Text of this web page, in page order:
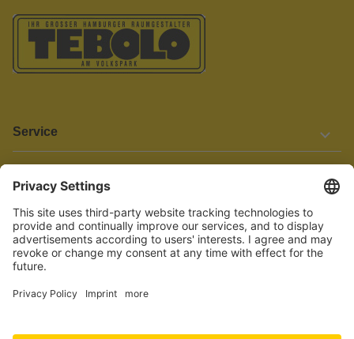
Service
Informationen
Barrierefreiheit
Wir bemühen uns, unsere Website barrierefrei zu gestalten.
Einige Inhalte und Funktionen sind derzeit jedoch noch nicht
vollständig zugänglich. Wenn Sie auf Barrieren stoßen oder Hilfe
benötigen, kontaktieren Sie uns bitte unter service[at]knutzen.de.
Vertrag widerrufen
© 2026 TEBOLO